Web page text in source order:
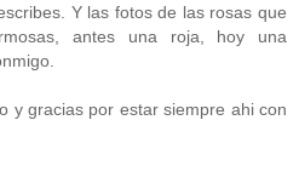
Y las fotos de las rosas que
antes una roja, hoy una
y gracias por estar siempre ahi con